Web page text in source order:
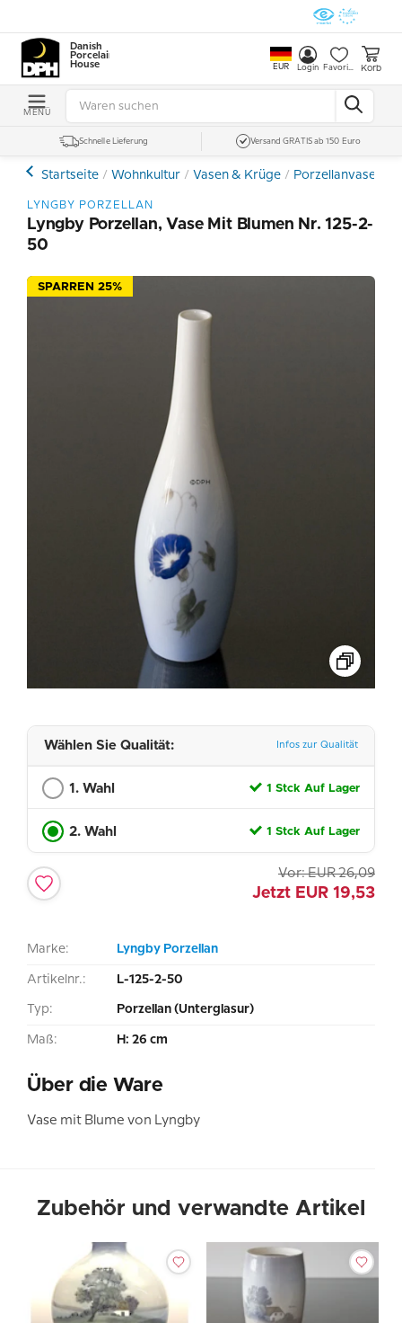
Danish
Porcelain
House
EUR Login Favoriten Korb
MENÜ
Schnelle Lieferung Versand GRATIS ab 150 Euro
Startseite Wohnkultur Vasen & Krüge Porzellanvasen
LYNGBY PORZELLAN
Lyngby Porzellan, Vase Mit Blumen Nr. 125-2-
50
SPARREN 25%
Wählen Sie Qualität: Infos zur Qualität
1. Wahl 1 Stck Auf Lager
2. Wahl 1 Stck Auf Lager
Vor: EUR 26,09
Jetzt EUR 19,53
Marke: Lyngby Porzellan
Artikelnr.: L-125-2-50
Typ: Porzellan (Unterglasur)
Maß: H: 26 cm
Über die Ware
Vase mit Blume von Lyngby
Zubehör und verwandte Artikel